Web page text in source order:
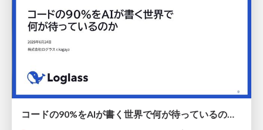
コードの90%をAIが書く世界で何が待っているのか / What awaits us in a world where 90% of the code is written by AI